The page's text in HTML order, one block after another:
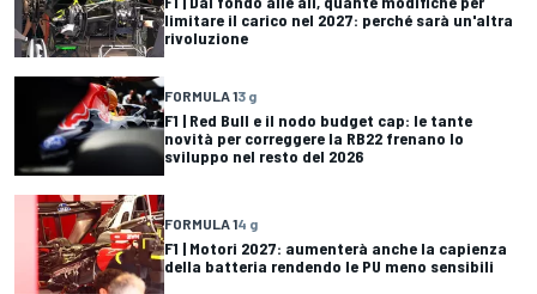
limitare il carico nel 2027: perché sarà un'altra
rivoluzione
FORMULA 13 g
F1 | Red Bull e il nodo budget cap: le tante
novità per correggere la RB22 frenano lo
sviluppo nel resto del 2026
FORMULA 14 g
F1 | Motori 2027: aumenterà anche la capienza
della batteria rendendo le PU meno sensibili